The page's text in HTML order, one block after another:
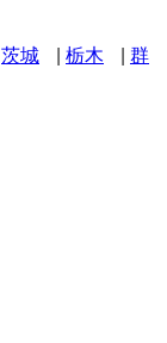
茨城 栃木 群